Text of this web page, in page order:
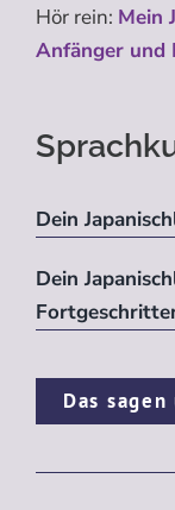
Hör rein: Mein
Anfänger und
Dein
Dein
Das